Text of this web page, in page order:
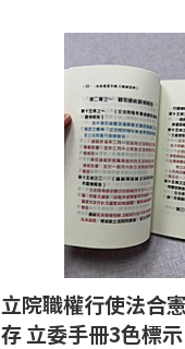
立院職權行使法合
存 立委手冊3色標示